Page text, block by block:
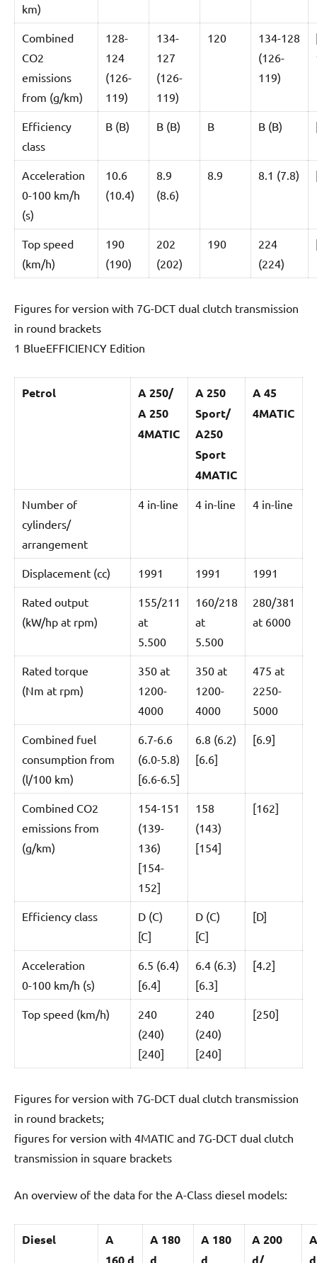
km)
Combined
CO2
emissions
from (g/km)
128-
124
(126-
119)
134-
127
(126-
119)
120
134-128
(126-
119)
Efficiency
class
B (B) B (B) B B (B)
Acceleration
0-100 km/h
(s)
10.6
(10.4)
8.9
(8.6)
8.9 8.1 (7.8)
Top speed
(km/h)
190
(190)
202
(202)
190
224
(224)
Figures for version with 7G-DCT dual clutch transmission
in round brackets
1 BlueEFFICIENCY Edition
Petrol
A 250/
A 250
4MATIC
A 250
Sport/
A250
Sport
4MATIC
A 45
4MATIC
Number of
cylinders/
arrangement
4 in-line 4 in-line 4 in-line
Displacement (cc) 1991 1991 1991
Rated output
(kW/hp at rpm)
155/211
at
5.500
160/218
at
5.500
280/381
at 6000
Rated torque
(Nm at rpm)
350 at
1200-
4000
350 at
1200-
4000
475 at
2250-
5000
Combined fuel
consumption from
(l/100 km)
6.7-6.6
(6.0-5.8)
[6.6-6.5]
6.8 (6.2)
[6.6]
[6.9]
Combined CO2
emissions from
(g/km)
154-151
(139-
136)
[154-
152]
158
(143)
[154]
[162]
Efficiency class
D (C)
[C]
D (C)
[C]
[D]
Acceleration
0-100 km/h (s)
6.5 (6.4)
[6.4]
6.4 (6.3)
[6.3]
[4.2]
Top speed (km/h)
240
(240)
[240]
240
(240)
[240]
[250]
Figures for version with 7G-DCT dual clutch transmission
in round brackets;
figures for version with 4MATIC and 7G-DCT dual clutch
transmission in square brackets
An overview of the data for the A-Class diesel models:
Diesel
A
160 d
A 180
d
A 180
d
A 200
d/